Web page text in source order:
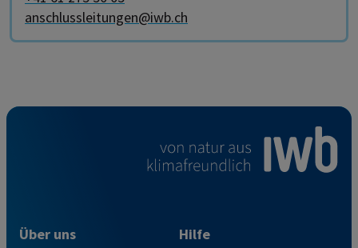
anschlussleitungen@iwb.ch
Über uns
Hilfe